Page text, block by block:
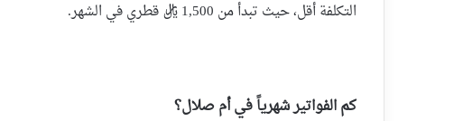
التكلفة أقل، حيث تبدأ من 1,500 ريال قطري في الشهر.
كم الفواتير شهرياً في أم صلال؟